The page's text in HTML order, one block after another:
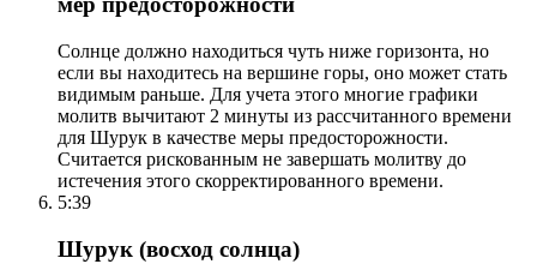
Солнце должно находиться чуть ниже горизонта, но
если вы находитесь на вершине горы, оно может стать
видимым раньше. Для учета этого многие графики
молитв вычитают 2 минуты из рассчитанного времени
для Шурук в качестве меры предосторожности.
Считается рискованным не завершать молитву до
истечения этого скорректированного времени.
5:39
Шурук (восход солнца)